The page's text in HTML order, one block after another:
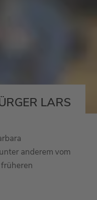
LARS
anderem vom